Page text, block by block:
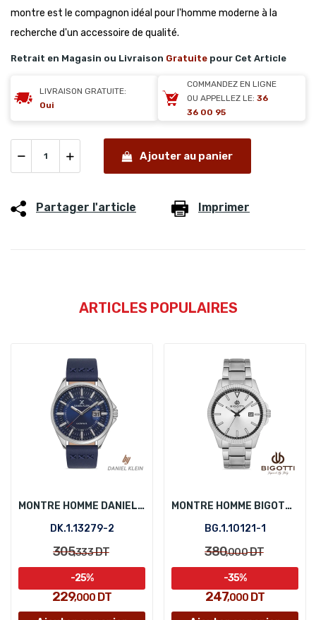
montre est le compagnon idéal pour l'homme moderne à la
recherche d'un accessoire de qualité.
Retrait en Magasin ou Livraison Gratuite pour Cet Article
LIVRAISON GRATUITE:
Oui
COMMANDEZ EN LIGNE
OU APPELLEZ LE: 36
36 00 95
Ajouter au panier
Partager l'article Imprimer
ARTICLES POPULAIRES
MONTRE HOMME DANIEL KLEIN DK.1.13279-2
DK.1.13279-2
305,333DT
229,000 DT
-25%
MONTRE HOMME BIGOTTI BG.1.10121-1
BG.1.10121-1
380,000DT
247,000 DT
-35%